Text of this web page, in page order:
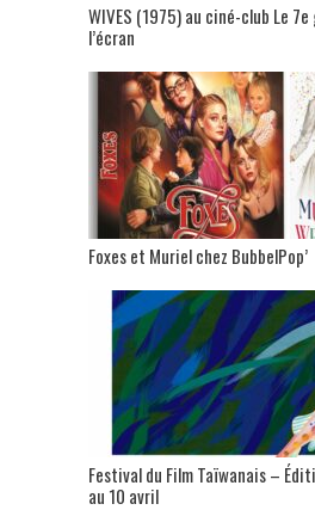
WIVES (1975) au ciné-club Le
l’écran
Foxes et Muriel chez BubbelPop’
Festival du Film Taïwanais –
au 10 avril